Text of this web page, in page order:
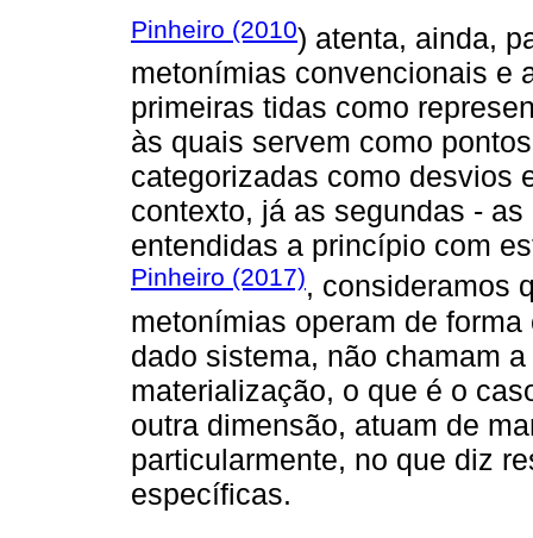
Pinheiro (2010) atenta, ainda,
metonímias convencionais e
primeiras tidas como
às quais servem como
categorizadas como desvios
contexto, já as segundas -
entendidas a princípio com
Pinheiro (2017), consideramos
metonímias operam de
dado sistema, não chamam
materialização, o que é o
outra dimensão, atuam de
particularmente, no que diz
específicas.